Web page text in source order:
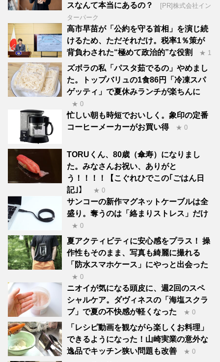
スなんて本当にあるの？
[PR]株式会社イン
ターパーク
高市早苗が「公約を守る首相」を演じ続
けるため、ただそれだけ。税率1％策が
背負わされた“極めて政治的”な役割
★ 1
ズボラの私「パスタ茹でるの」やめまし
た。トップバリュの1食86円「冷凍スパ
ゲッティ」で夏休みランチが楽ちんに
★ 0
忙しい朝も時短でおいしく。象印の定番
コーヒーメーカーがお買い得
★ 0
TORUくん、80歳（傘寿）になりまし
た。みなさんお祝い、ありがと
う！！！！【こぐれひでこの｢ごはん日
記｣】
★ 0
サンコーの新作マグネットケーブルは全
盛り。奪うのは「絡まりストレス」だけ
★ 0
夏アクティビティに安心感をプラス！ 操
作性もそのまま、写真も綺麗に撮れる
「防水スマホケース」にやっと出会った
★ 0
ニオイが気になる頭皮に、週2回のスペ
シャルケア。ダヴィネスの「海塩スクラ
ブ」で夏の不快感が軽くなった
★ 0
「レシピ動画を観ながら楽しくお料理」
できるようになった！山崎実業の意外な
逸品でキッチン狭い問題も改善
★ 0